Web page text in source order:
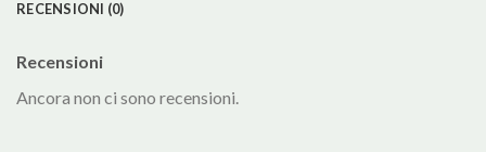
RECENSIONI (0)
Recensioni
Ancora non ci sono recensioni.